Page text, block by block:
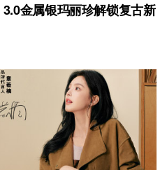
金属银玛丽珍解锁复古新